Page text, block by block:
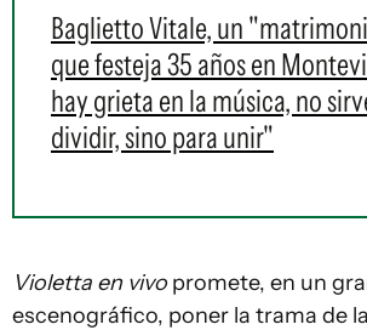
Baglietto Vitale, un
que festeja 35 años en
hay grieta en la música, no
dividir, sino para unir"
Violetta en vivo promete, en un
escenográfico, poner la trama de